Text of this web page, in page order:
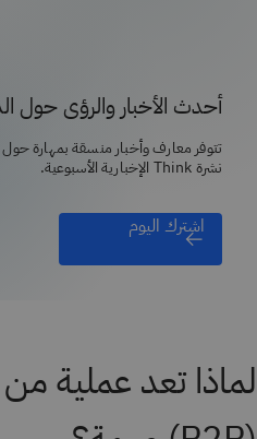
أحدث الأخبار والرؤى حول
تتوفر معارف وأخبار منسقة بمهارة
نشرة Think الإخبارية الأسبوعية.
اشترك اليوم
لماذا تعد عملية من